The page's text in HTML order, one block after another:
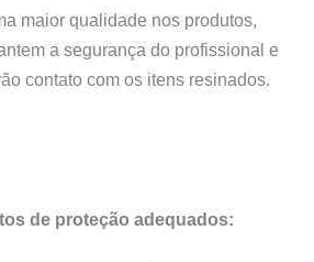
maior qualidade nos produtos,
a segurança do profissional e
contato com os itens resinados.
de proteção adequados: